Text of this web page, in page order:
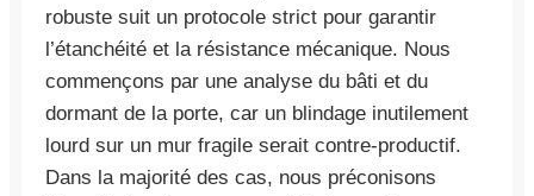
robuste suit un protocole strict pour garantir
l’étanchéité et la résistance mécanique. Nous
commençons par une analyse du bâti et du
dormant de la porte, car un blindage inutilement
lourd sur un mur fragile serait contre-productif.
Dans la majorité des cas, nous préconisons